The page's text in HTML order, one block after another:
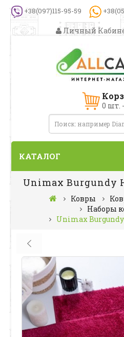
+38(097)115-95-59
Личный
0 шт.
КАТАЛОГ
Unimax Burgundy
Ковры
Наборы
Unimax